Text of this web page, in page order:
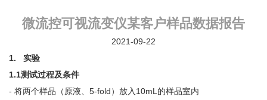
微流控可视流变仪某客户样品数据报告
2021-09-22
1. 实验
1.1测试过程及条件
- 将两个样品（原液、5-fold）放入10mL的样品室内